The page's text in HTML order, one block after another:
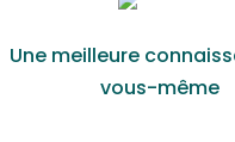
Une meilleure
vous-même